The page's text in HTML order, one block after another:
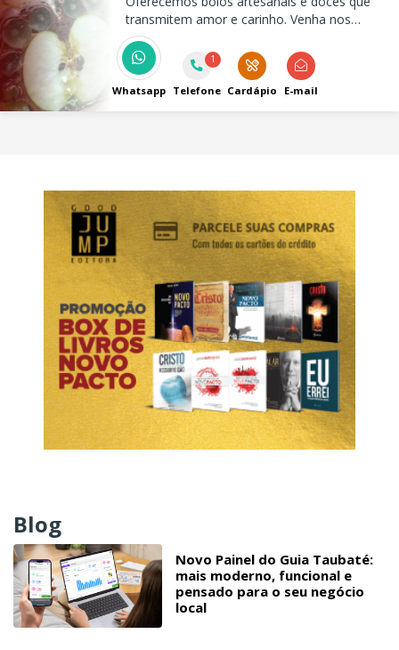
transmitem amor e carinho. Venha nos
visitar e descubra nossas delícias para tornar
seus momentos ainda mais especiais!
Whatsapp
1
Telefone Cardápio E-mail
Blog
Novo Painel do Guia Taubaté:
mais moderno, funcional e
pensado para o seu negócio
local